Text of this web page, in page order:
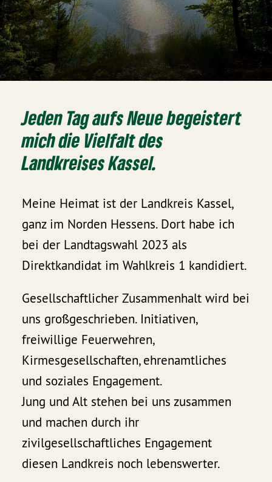
Jeden Tag aufs Neue begeistert
mich die Vielfalt des
Landkreises Kassel.
Meine Heimat ist der Landkreis Kassel,
ganz im Norden Hessens. Dort habe ich
bei der Landtagswahl 2023 als
Direktkandidat im Wahlkreis 1 kandidiert.
Gesellschaftlicher Zusammenhalt wird bei
uns großgeschrieben. Initiativen,
freiwillige Feuerwehren,
Kirmesgesellschaften, ehrenamtliches
und soziales Engagement.
Jung und Alt stehen bei uns zusammen
und machen durch ihr
zivilgesellschaftliches Engagement
diesen Landkreis noch lebenswerter.